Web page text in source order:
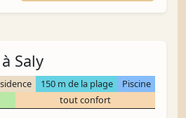
Saly
150 m de la plage
Piscine
tout confort